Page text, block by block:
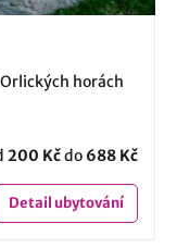
horách
200 Kčdo 688 Kč
Detailubytování